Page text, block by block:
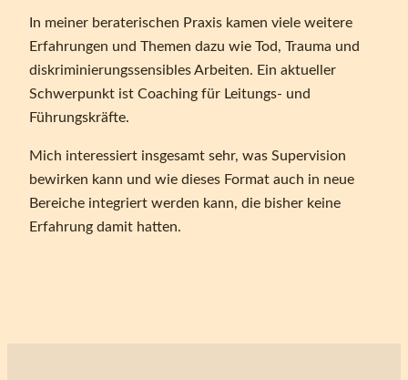
In meiner beraterischen Praxis kamen viele weitere
Erfahrungen und Themen dazu wie Tod, Trauma und
diskriminierungssensibles Arbeiten. Ein aktueller
Schwerpunkt ist Coaching für Leitungs- und
Führungskräfte.
Mich interessiert insgesamt sehr, was Supervision
bewirken kann und wie dieses Format auch in neue
Bereiche integriert werden kann, die bisher keine
Erfahrung damit hatten.